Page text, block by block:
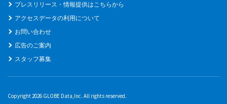
プレスリリース・情報提供はこちらから
アクセスデータの利用について
お問い合わせ
広告のご案内
スタッフ募集
Copyright 2026 GLOBE Data,Inc. All rights reserved.